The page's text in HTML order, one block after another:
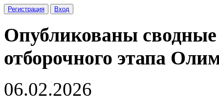
Регистрация Вход
Опубликованы
отборочного этапа
06.02.2026